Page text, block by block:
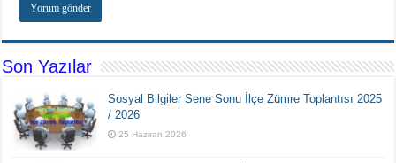
Son Yazılar
Sosyal Bilgiler Sene Sonu İlçe Zümre Toplantısı 2025
/ 2026
25 Haziran 2026